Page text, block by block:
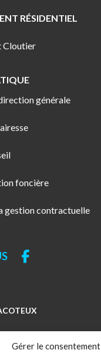
Gérer le consentement
RÉSIDENTIEL
Cloutier
générale
foncière
gestion contractuelle